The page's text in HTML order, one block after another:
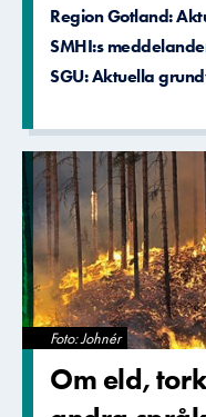
Region Gotland:
SMHI:s
SGU: Aktuella
Foto: Johnér
Om eld,